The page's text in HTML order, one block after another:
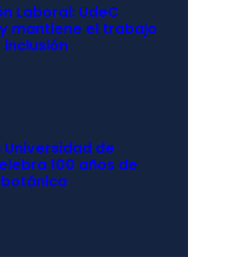
Laboral: UdeC
mantiene el trabajo
de
100 años de